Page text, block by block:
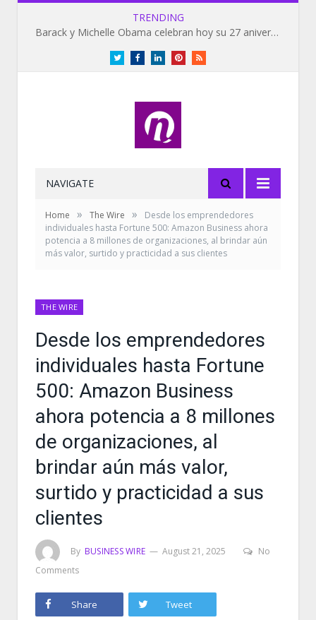
TRENDING
Barack y Michelle Obama celebran hoy su 27 aniversario de bodas
TwitterFacebookLinkedInPinterestRSS
NAVIGATE
Home » The Wire »
Desde los emprendedores
individuales hasta Fortune 500: Amazon Business ahora
potencia a 8 millones de organizaciones, al brindar aún
más valor, surtido y practicidad a sus clientes
THE WIRE
Desde los emprendedores
individuales hasta Fortune
500: Amazon Business
ahora potencia a 8 millones
de organizaciones, al
brindar aún más valor,
surtido y practicidad a sus
clientes
By BUSINESS WIRE August 21, 2025
No
Comments
Share Tweet